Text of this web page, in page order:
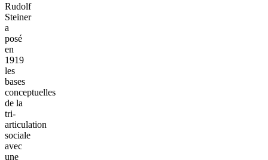
Rudolf
Steiner
a
posé
en
1919
les
bases
conceptuelles
de la
tri-
articulation
sociale
avec
une